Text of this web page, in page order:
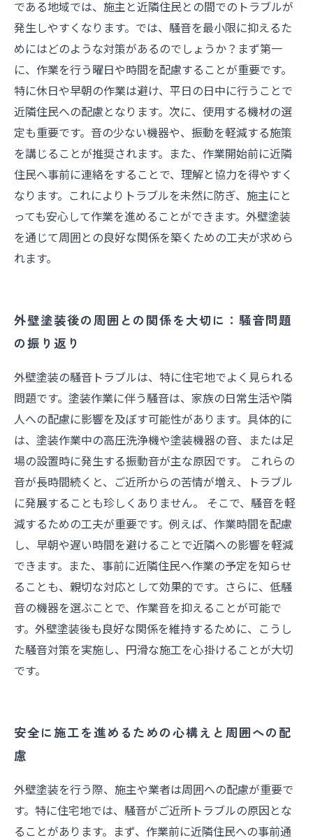
である地域では、施主と近隣住民との間でのトラブルが
発生しやすくなります。では、騒音を最小限に抑えるた
めにはどのような対策があるのでしょうか？まず第一
に、作業を行う曜日や時間を配慮することが重要です。
特に休日や早朝の作業は避け、平日の日中に行うことで
近隣住民への配慮となります。次に、使用する機材の選
定も重要です。音の少ない機器や、振動を軽減する施策
を講じることが推奨されます。また、作業開始前に近隣
住民へ事前に連絡をすることで、理解と協力を得やすく
なります。これによりトラブルを未然に防ぎ、施主にと
っても安心して作業を進めることができます。外壁塗装
を通じて周囲との良好な関係を築くための工夫が求めら
れます。
外壁塗装後の周囲との関係を大切に：騒音問題
の振り返り
外壁塗装の騒音トラブルは、特に住宅地でよく見られる
問題です。塗装作業に伴う騒音は、家族の日常生活や隣
人への配慮に影響を及ぼす可能性があります。具体的に
は、塗装作業中の高圧洗浄機や塗装機器の音、または足
場の設置時に発生する振動音が主な原因です。 これらの
音が長時間続くと、ご近所からの苦情が増え、トラブル
に発展することも珍しくありません。 そこで、騒音を軽
減するための工夫が重要です。例えば、作業時間を配慮
し、早朝や遅い時間を避けることで近隣への影響を軽減
できます。また、事前に近隣住民へ作業の予定を知らせ
ることも、親切な対応として効果的です。さらに、低騒
音の機器を選ぶことで、作業音を抑えることが可能で
す。外壁塗装後も良好な関係を維持するために、こうし
た騒音対策を実施し、円滑な施工を心掛けることが大切
です。
安全に施工を進めるための心構えと周囲への配
慮
外壁塗装を行う際、施主や業者は周囲への配慮が重要で
す。特に住宅地では、騒音がご近所トラブルの原因とな
ることがあります。まず、作業前に近隣住民への事前通